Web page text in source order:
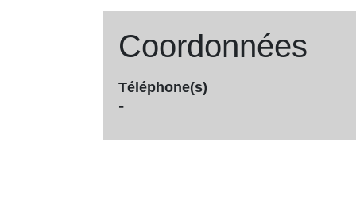
Coordonnées
Téléphone(s)
-